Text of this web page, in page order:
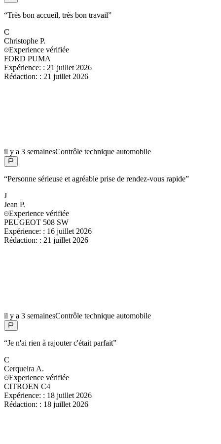
“Très bon accueil, très bon travail”
C
Christophe P.
Experience vérifiée
FORD PUMA
Expérience: : 21 juillet 2026
Rédaction: : 21 juillet 2026
il y a 3 semainesContrôle technique automobile
“Personne sérieuse et agréable prise de rendez-vous rapide”
J
Jean P.
Experience vérifiée
PEUGEOT 508 SW
Expérience: : 16 juillet 2026
Rédaction: : 21 juillet 2026
il y a 3 semainesContrôle technique automobile
“Je n'ai rien à rajouter c'était parfait”
C
Cerqueira A.
Experience vérifiée
CITROEN C4
Expérience: : 18 juillet 2026
Rédaction: : 18 juillet 2026